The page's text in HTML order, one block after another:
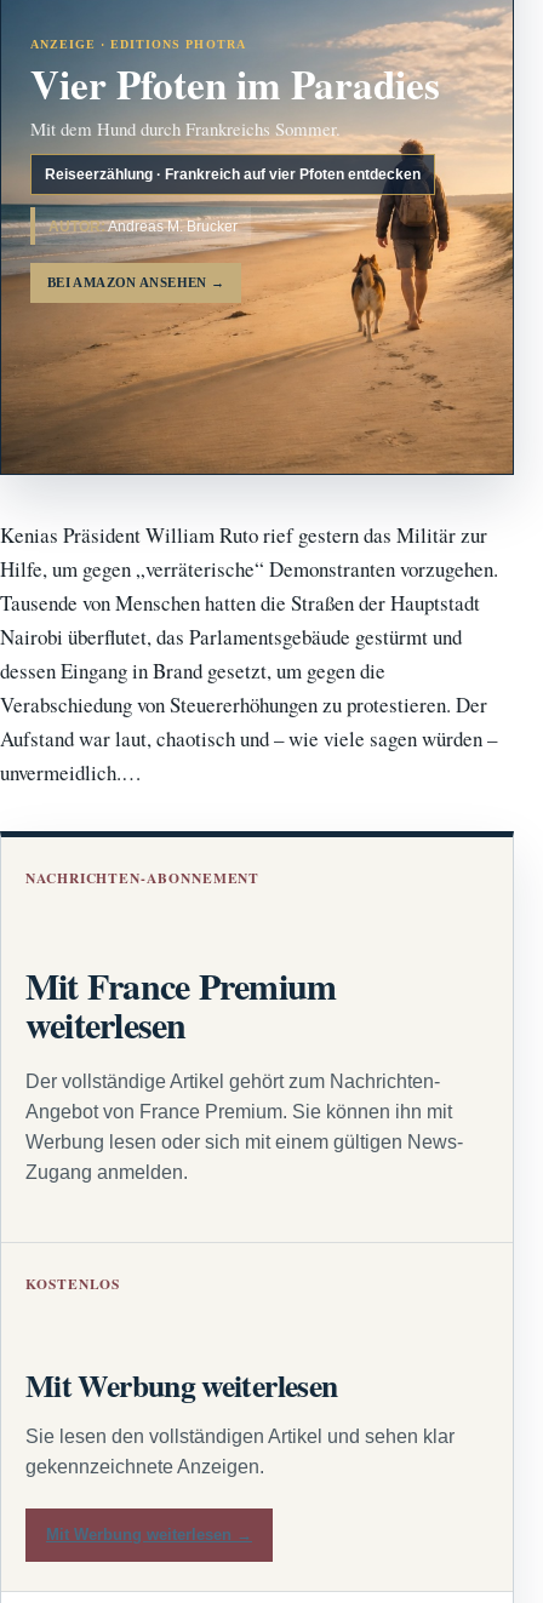
ANZEIGE · EDITIONS PHOTRA
Vier Pfoten im Paradies
Mit dem Hund durch Frankreichs Sommer.
Reiseerzählung · Frankreich auf vier Pfoten entdecken
AUTOR:Andreas M. Brucker
BEI AMAZON ANSEHEN →
Kenias Präsident William Ruto rief gestern das Militär zur
Hilfe, um gegen „verräterische“ Demonstranten vorzugehen.
Tausende von Menschen hatten die Straßen der Hauptstadt
Nairobi überflutet, das Parlamentsgebäude gestürmt und
dessen Eingang in Brand gesetzt, um gegen die
Verabschiedung von Steuererhöhungen zu protestieren. Der
Aufstand war laut, chaotisch und – wie viele sagen würden –
unvermeidlich.…
NACHRICHTEN-ABONNEMENT
Mit France Premium
weiterlesen
Der vollständige Artikel gehört zum Nachrichten-
Angebot von France Premium. Sie können ihn mit
Werbung lesen oder sich mit einem gültigen News-
Zugang anmelden.
KOSTENLOS
Mit Werbung weiterlesen
Sie lesen den vollständigen Artikel und sehen klar
gekennzeichnete Anzeigen.
Mit Werbung weiterlesen →